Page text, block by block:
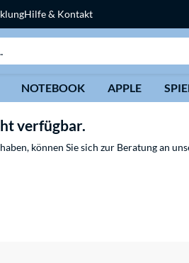
Hilfe & Kontakt
NOTEBOOK APPLE
verfügbar.
können Sie sich zur Beratung an